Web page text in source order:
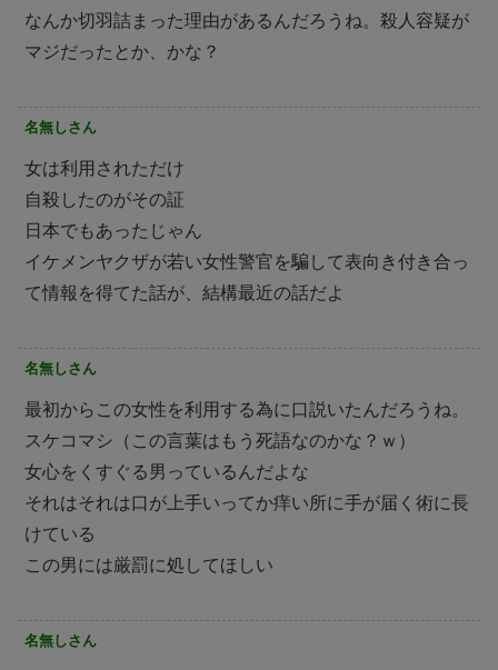
なんか切羽詰まった理由があるんだろうね。殺人容疑が
マジだったとか、かな？
名無しさん
女は利用されただけ
自殺したのがその証
日本でもあったじゃん
イケメンヤクザが若い女性警官を騙して表向き付き合っ
て情報を得てた話が、結構最近の話だよ
名無しさん
最初からこの女性を利用する為に口説いたんだろうね。
スケコマシ（この言葉はもう死語なのかな？ｗ）
女心をくすぐる男っているんだよな
それはそれは口が上手いってか痒い所に手が届く術に長
けている
この男には厳罰に処してほしい
名無しさん